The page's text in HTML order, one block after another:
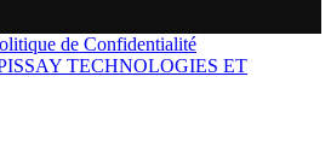
de Confidentialité
TECHNOLOGIES ET